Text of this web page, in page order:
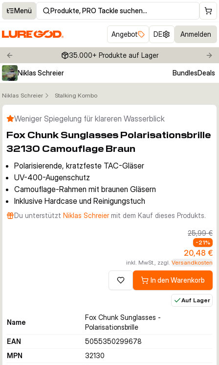
Menü Produkte, PRO Tackle suchen…
Angebot DE Anmelden
Previous slide 35.000+ Produkte auf Lager
Niklas Schreier
BundlesDeals
Niklas Schreier Stalking Kombo
Weniger Spiegelung für klareren Wasserblick
Fox Chunk Sunglasses Polarisationsbrille
32130 Camouflage Braun
Polarisierende, kratzfeste TAC-Gläser
UV-400-Augenschutz
Camouflage-Rahmen mit braunen Gläsern
Inklusive Hardcase und Reinigungstuch
Du unterstützt Niklas Schreiermit dem Kauf dieses Produkts.
25,99 €
-21%
20,48 €
inkl. MwSt., zzgl. Versandkosten
Zur Wunschliste hinzufügen
In den Warenkorb
Auf Lager
Name
Fox Chunk Sunglasses -
Polarisationsbrille
EAN
5055350299678
MPN
32130